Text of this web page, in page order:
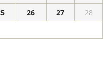
26 27
28